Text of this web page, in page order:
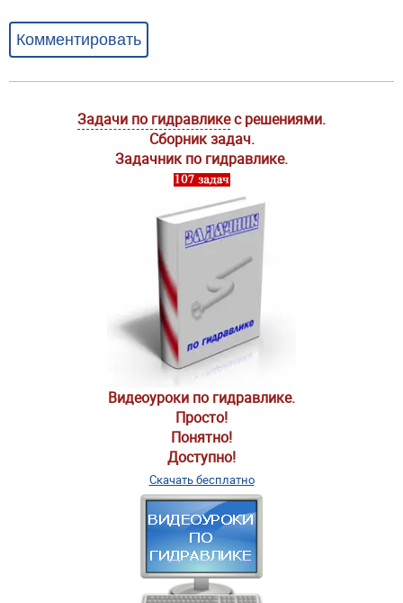
Задачи по гидравликес решениями.
Сборник задач.
Задачник по гидравлике.
Видеоуроки по гидравлике.
Просто!
Понятно!
Доступно!
Скачать бесплатно
Комментировать